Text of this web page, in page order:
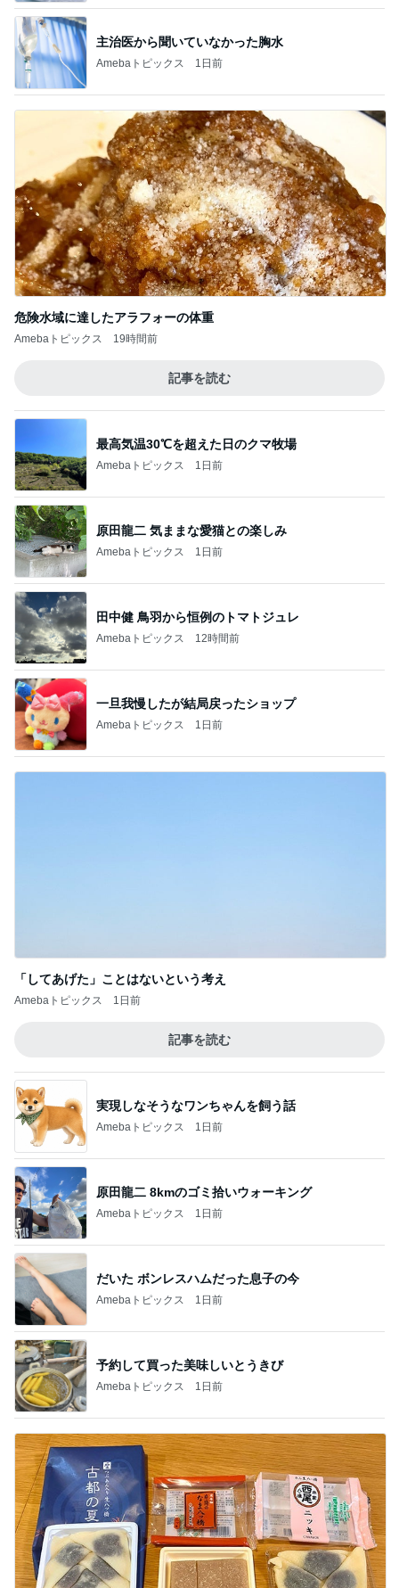
主治医から聞いていなかった胸水
Amebaトピックス 1日前
危険水域に達したアラフォーの体重
Amebaトピックス 19時間前
記事を読む
最高気温30℃を超えた日のクマ牧場
Amebaトピックス 1日前
原田龍二 気ままな愛猫との楽しみ
Amebaトピックス 1日前
田中健 鳥羽から恒例のトマトジュレ
Amebaトピックス 12時間前
一旦我慢したが結局戻ったショップ
Amebaトピックス 1日前
「してあげた」ことはないという考え
Amebaトピックス 1日前
記事を読む
実現しなそうなワンちゃんを飼う話
Amebaトピックス 1日前
原田龍二 8kmのゴミ拾いウォーキング
Amebaトピックス 1日前
だいた ボンレスハムだった息子の今
Amebaトピックス 1日前
予約して買った美味しいとうきび
Amebaトピックス 1日前